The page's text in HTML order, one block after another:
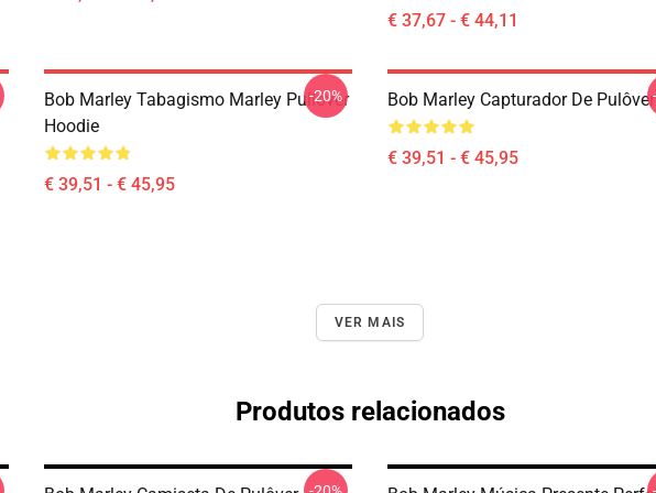
€ 37,67 - € 44,11
Bob Marley Tabagismo Marley Pullover
Hoodie
€ 39,51 - € 45,95
-20% Bob Marley Capturador De Pulôver
€ 39,51 - € 45,95
VER MAIS
Produtos relacionados